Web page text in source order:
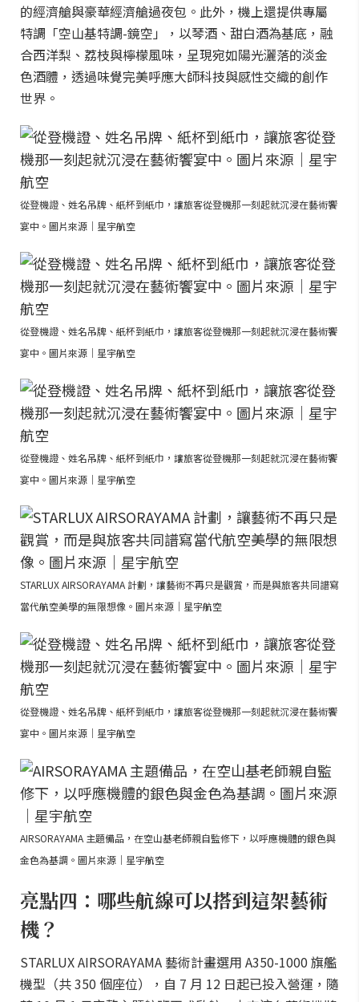
的經濟艙與豪華經濟艙過夜包。此外，機上還提供專屬
特調「空山基特調-鏡空」，以琴酒、甜白酒為基底，融
合西洋梨、荔枝與檸檬風味，呈現宛如陽光灑落的淡金
色酒體，透過味覺完美呼應大師科技與感性交織的創作
世界。
從登機證、姓名吊牌、紙杯到紙巾，讓旅客從登機那一刻起就沉浸在藝術饗
宴中。圖片來源｜星宇航空
從登機證、姓名吊牌、紙杯到紙巾，讓旅客從登機那一刻起就沉浸在藝術饗
宴中。圖片來源｜星宇航空
從登機證、姓名吊牌、紙杯到紙巾，讓旅客從登機那一刻起就沉浸在藝術饗
宴中。圖片來源｜星宇航空
STARLUX AIRSORAYAMA 計劃，讓藝術不再只是觀賞，而是與旅客共同譜寫
當代航空美學的無限想像。圖片來源｜星宇航空
從登機證、姓名吊牌、紙杯到紙巾，讓旅客從登機那一刻起就沉浸在藝術饗
宴中。圖片來源｜星宇航空
AIRSORAYAMA 主題備品，在空山基老師親自監修下，以呼應機體的銀色與
金色為基調。圖片來源｜星宇航空
亮點四：哪些航線可以搭到這架藝術
機？
STARLUX AIRSORAYAMA 藝術計畫選用 A350-1000 旗艦
機型（共 350 個座位），自 7 月 12 日起已投入營運，隨